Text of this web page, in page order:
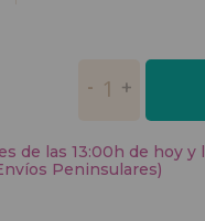
de las 13:00h de hoy
Peninsulares)